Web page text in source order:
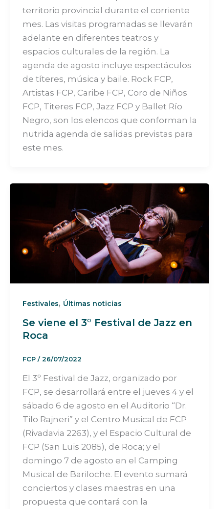
territorio provincial durante el corriente
mes. Las visitas programadas se llevarán
adelante en diferentes teatros y
espacios culturales de la región. La
agenda de agosto incluye espectáculos
de títeres, música y baile. Rock FCP,
Artistas FCP, Caribe FCP, Coro de Niños
FCP, Titeres FCP, Jazz FCP y Ballet Río
Negro, son los elencos que conforman la
nutrida agenda de salidas previstas para
este mes.
Festivales, Últimas noticias
Se viene el 3° Festival de Jazz en
Roca
FCP /26/07/2022
El 3º Festival de Jazz, organizado por
FCP, se desarrollará entre el jueves 4 y el
sábado 6 de agosto en el Auditorio “Dr.
Tilo Rajneri” y el Centro Musical de FCP
(Rivadavia 2263), y el Espacio Cultural de
FCP (San Luis 2085), de Roca; y el
domingo 7 de agosto en el Camping
Musical de Bariloche. El evento sumará
conciertos y clases maestras en una
propuesta que contará con la